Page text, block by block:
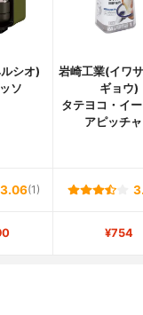
シオ)
ソ
岩崎工業(イワ
ギョウ)
タテヨコ・イ
アピッチ
3.06(1)
¥754